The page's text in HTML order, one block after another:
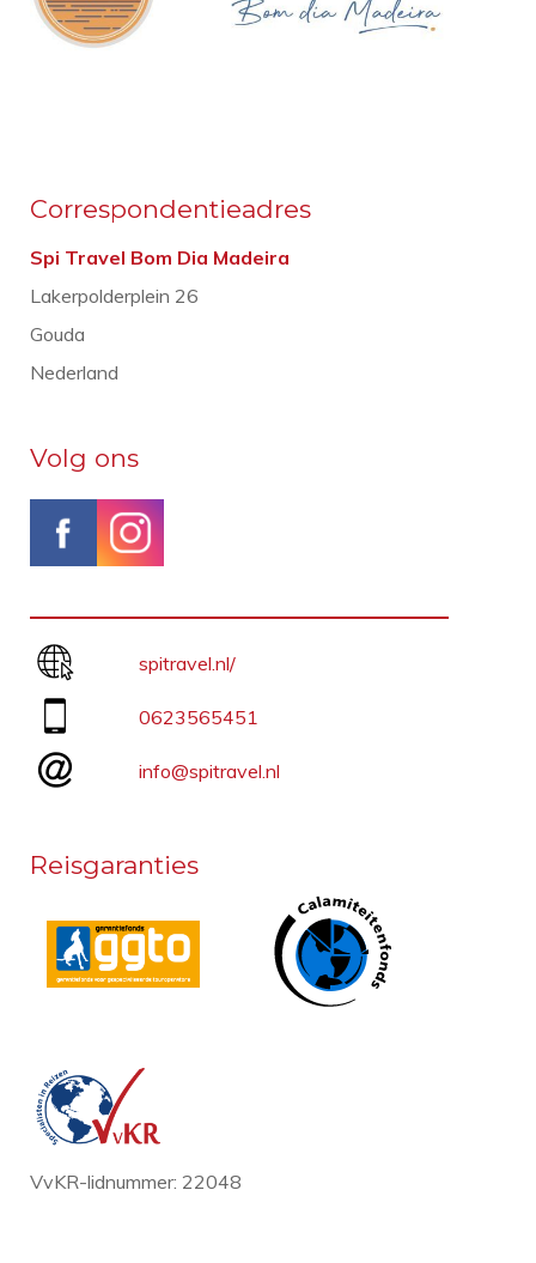
Correspondentieadres
Spi Travel Bom Dia Madeira
Lakerpolderplein 26
Gouda
Nederland
Volg ons
spitravel.nl/
0623565451
info@spitravel.nl
Reisgaranties
VvKR-lidnummer: 22048